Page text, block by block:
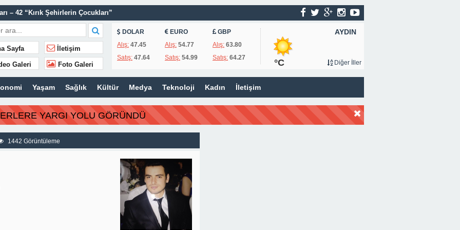
– 42 “Kırık Şehirlerin Çocukları”
SONU !
SÜRDÜRÜYOR
HATIRALARI OYUNCAK MÜZESİNDE HAYAT BULACAK
MECLİSİNDE YEREL İŞLETMELERE ANLAMLI DESTEK
Sayfa İletişim
Galeri Foto Galeri
DOLAR
Alış: 47.45
Satış: 47.64
EURO
Alış:54.77
Satış:54.99
GBP
Alış:63.80
Satış:64.27
AYDIN
°C Diğer İller
Yaşam Sağlık Kültür Medya Teknoloji Kadın İletişim
YARGI YOLU GÖRÜNDÜ
1442 Görüntüleme